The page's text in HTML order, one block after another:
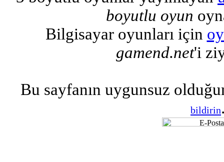
boyutlu oyun
Bilgisayar oyunları için
gamend.net'i
Bu sayfanın uygunsuz
bildirin